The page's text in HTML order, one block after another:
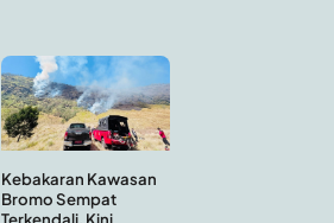
Kebakaran Kawasan
Bromo Sempat
Terkendali, Kini